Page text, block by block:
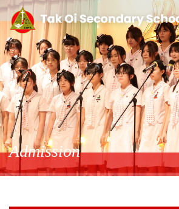
Admission